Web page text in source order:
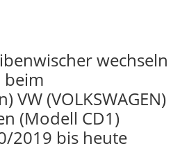
wechseln
beim
VW (VOLKSWAGEN)
(Modell CD1)
2019 bis heute